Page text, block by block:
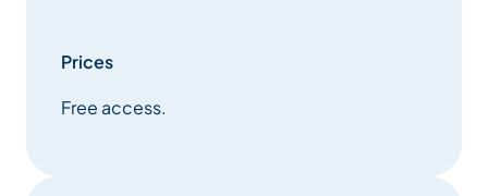
Prices
Free access.